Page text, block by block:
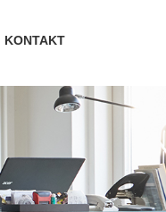
KONTAKT